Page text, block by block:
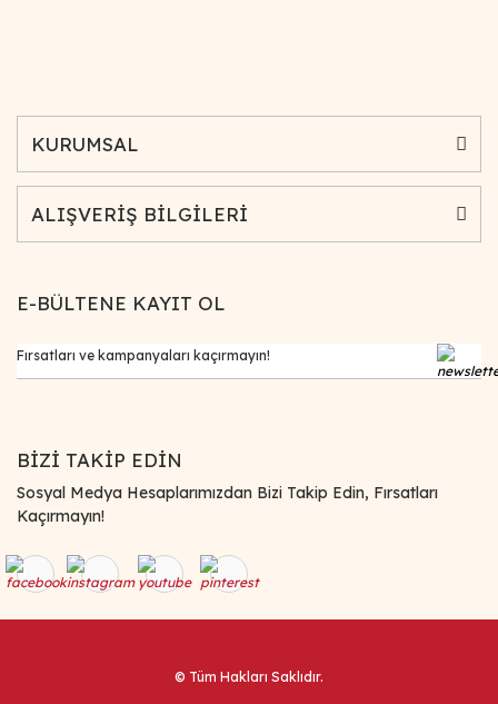
KURUMSAL
ALIŞVERİŞ BİLGİLERİ
E-BÜLTENE KAYIT OL
BİZİ TAKİP EDİN
Sosyal Medya Hesaplarımızdan Bizi Takip Edin, Fırsatları
Kaçırmayın!
© Tüm Hakları Saklıdır.